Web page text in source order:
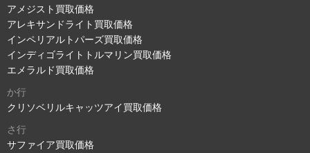
アメジスト買取価格
アレキサンドライト買取価格
インペリアルトパーズ買取価格
インディゴライトトルマリン買取価格
エメラルド買取価格
か行
クリソベリルキャッツアイ買取価格
さ行
サファイア買取価格